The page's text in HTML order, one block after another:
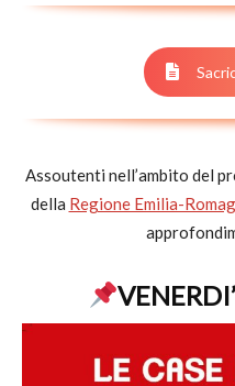
Assoutenti nell’ambito del
della Regione Emilia-